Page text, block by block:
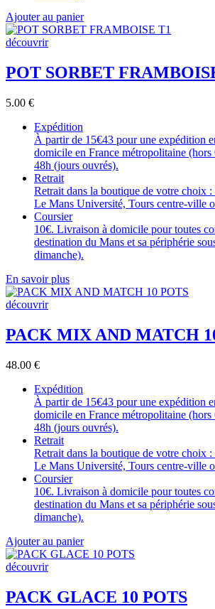
Ajouter au panier
découvrir
POT SORBET
5.00 €
Expédition
À partir de 15€43 pour une expédition
domicile en France métropolitaine (hors
48h (jours ouvrés).
Retrait
Retrait dans la boutique de votre choix
Le Mans Université, Tours centre-ville
Coursier
10€. Livraison à domicile pour toutes
destination du Mans et sa périphérie
dimanche).
En savoir plus
découvrir
PACK MIX AND MATCH
48.00 €
Expédition
À partir de 15€43 pour une expédition
domicile en France métropolitaine (hors
48h (jours ouvrés).
Retrait
Retrait dans la boutique de votre choix
Le Mans Université, Tours centre-ville
Coursier
10€. Livraison à domicile pour toutes
destination du Mans et sa périphérie
dimanche).
Ajouter au panier
découvrir
PACK GLACE 10 POTS